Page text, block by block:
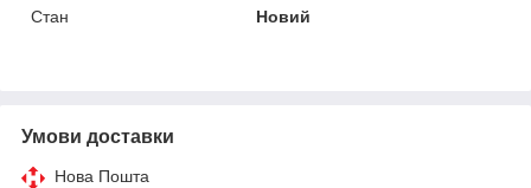
Стан
Новий
Умови доставки
Нова Пошта